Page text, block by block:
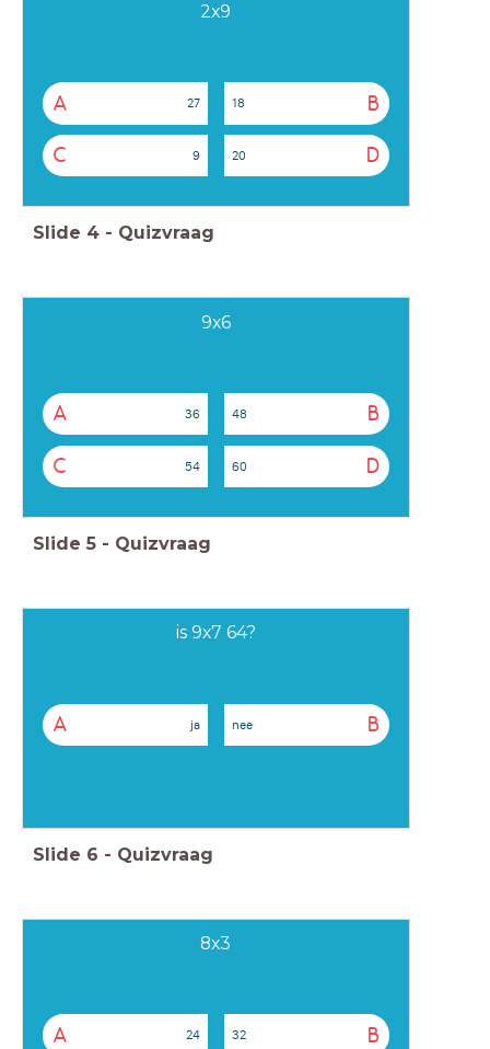
2x9
A 27 B
18
C 9 D
20
Slide 4 - Quizvraag
9x6
A 36 B
48
C 54 D
60
Slide 5 - Quizvraag
is 9x7 64?
A ja B
nee
Slide 6 - Quizvraag
8x3
A 24 B
32